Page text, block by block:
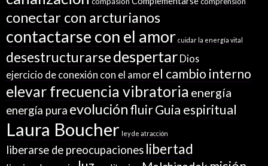
conectar con arcturianos
contactarse con el amor cuidar la energía vital
desestructurarsedespertar Dios
ejercicio de conexión con el amor el cambio interno
elevar frecuencia vibratoria energía
energía pura evoluciónfluirGuia espiritual
Laura Boucher ley de atracción
liberarse de preocupaciones libertad